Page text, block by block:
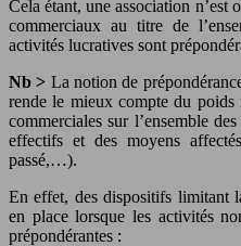
Cela étant, une association n’est
commerciaux au titre de
activités lucratives sont
Nb > La notion de
rende le mieux compte du poids
commerciales sur l’ensemble
effectifs et des moyens
passé,…).
En effet, des dispositifs limitant
en place lorsque les activités
prépondérantes :